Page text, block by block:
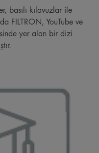
basılı kılavuzlar ile
FILTRON, YouTube ve
yer alan bir dizi